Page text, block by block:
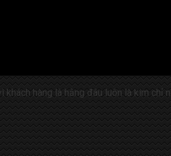
hàng là hằng đâu luôn là kim chỉ